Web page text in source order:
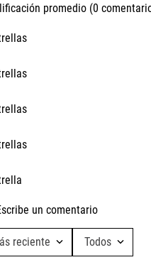
promedio (0
un comentario
reciente Todos